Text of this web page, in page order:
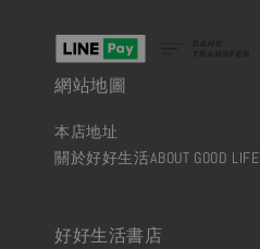
網站地圖
本店地址
關於好好生活ABOUT GOOD LIFE
好好生活書店